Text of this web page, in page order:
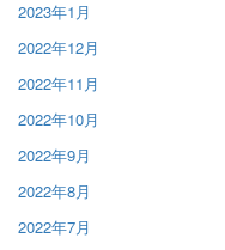
2023年1月
2022年12月
2022年11月
2022年10月
2022年9月
2022年8月
2022年7月